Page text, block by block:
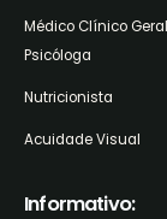
Médico Clínico Geral
Psicóloga
Nutricionista
Acuidade Visual
Informativo: